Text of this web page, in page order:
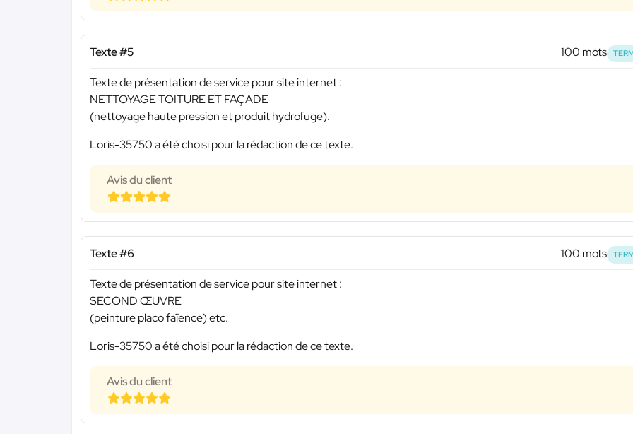
Texte #5 100 mots
Texte de présentation de service pour site internet :
NETTOYAGE TOITURE ET FAÇADE
(nettoyage haute pression et produit hydrofuge).
Loris-35750 a été choisi pour la rédaction de ce texte.
Avis du client
Texte #6 100 mots
Texte de présentation de service pour site internet :
SECOND ŒUVRE
(peinture placo faïence) etc.
Loris-35750 a été choisi pour la rédaction de ce texte.
Avis du client